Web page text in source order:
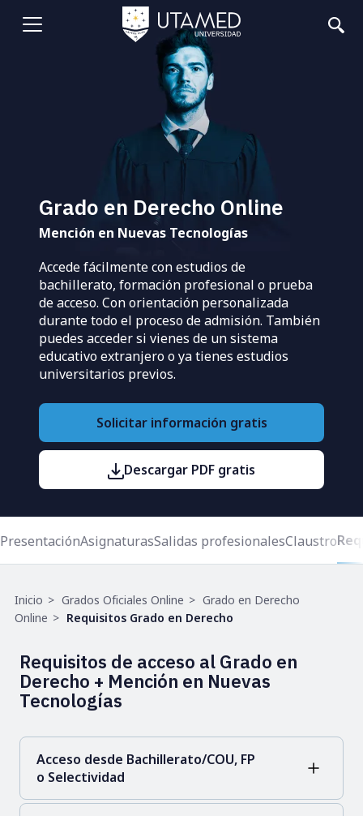
Abrir
Grado en Derecho Online
Mención en Nuevas Tecnologías
Accede fácilmente con estudios de
bachillerato, formación profesional o prueba
de acceso. Con orientación personalizada
durante todo el proceso de admisión. También
puedes acceder si vienes de un sistema
educativo extranjero o ya tienes estudios
universitarios previos.
Solicitar información gratis
Descargar PDF gratis
PresentaciónAsignaturasSalidas profesionalesClaustro
Ruta
de
Inicio Grados Oficiales Online
Grado en Derecho
Online
Requisitos Grado en Derecho
Requisitos de acceso al Grado en
Derecho + Mención en Nuevas
Tecnologías
Acceso desde Bachillerato/COU, FP
o Selectividad